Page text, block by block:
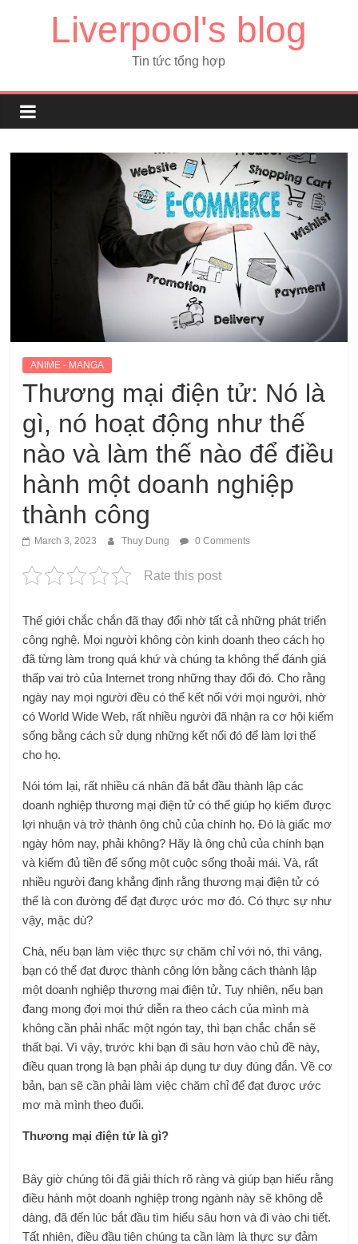
Liverpool's blog
Tin tức tổng hợp
ANIME - MANGA
Thương mại điện tử: Nó là
gì, nó hoạt động như thế
nào và làm thế nào để điều
hành một doanh nghiệp
thành công
March 3, 2023 Thuy Dung 0 Comments
Rate this post
Thế giới chắc chắn đã thay đổi nhờ tất cả những phát triển
công nghệ. Mọi người không còn kinh doanh theo cách họ
đã từng làm trong quá khứ và chúng ta không thể đánh giá
thấp vai trò của Internet trong những thay đổi đó. Cho rằng
ngày nay mọi người đều có thể kết nối với mọi người, nhờ
có World Wide Web, rất nhiều người đã nhận ra cơ hội kiếm
sống bằng cách sử dụng những kết nối đó để làm lợi thế
cho họ.
Nói tóm lại, rất nhiều cá nhân đã bắt đầu thành lập các
doanh nghiệp thương mại điện tử có thể giúp họ kiếm được
lợi nhuận và trở thành ông chủ của chính họ. Đó là giấc mơ
ngày hôm nay, phải không? Hãy là ông chủ của chính bạn
và kiếm đủ tiền để sống một cuộc sống thoải mái. Và, rất
nhiều người đang khẳng định rằng thương mại điện tử có
thể là con đường để đạt được ước mơ đó. Có thực sự như
vậy, mặc dù?
Chà, nếu bạn làm việc thực sự chăm chỉ với nó, thì vâng,
bạn có thể đạt được thành công lớn bằng cách thành lập
một doanh nghiệp thương mại điện tử. Tuy nhiên, nếu bạn
đang mong đợi mọi thứ diễn ra theo cách của mình mà
không cần phải nhấc một ngón tay, thì bạn chắc chắn sẽ
thất bại. Vì vậy, trước khi bạn đi sâu hơn vào chủ đề này,
điều quan trọng là bạn phải áp dụng tư duy đúng đắn. Về cơ
bản, bạn sẽ cần phải làm việc chăm chỉ để đạt được ước
mơ mà mình theo đuổi.
Thương mại điện tử là gì?
Bây giờ chúng tôi đã giải thích rõ ràng và giúp bạn hiểu rằng
điều hành một doanh nghiệp trong ngành này sẽ không dễ
dàng, đã đến lúc bắt đầu tìm hiểu sâu hơn và đi vào chi tiết.
Tất nhiên, điều đầu tiên chúng ta cần làm là thực sự đảm